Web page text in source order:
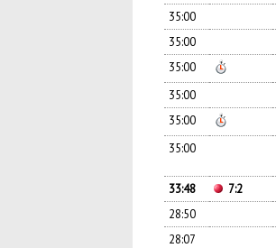
35:00
35:00
35:00
35:00
35:00
35:00
33:48
7:2
28:50
28:07